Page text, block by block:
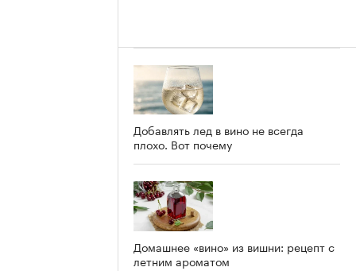
Добавлять лед в вино не всегда
плохо. Вот почему
Домашнее «вино» из вишни: рецепт с
летним ароматом